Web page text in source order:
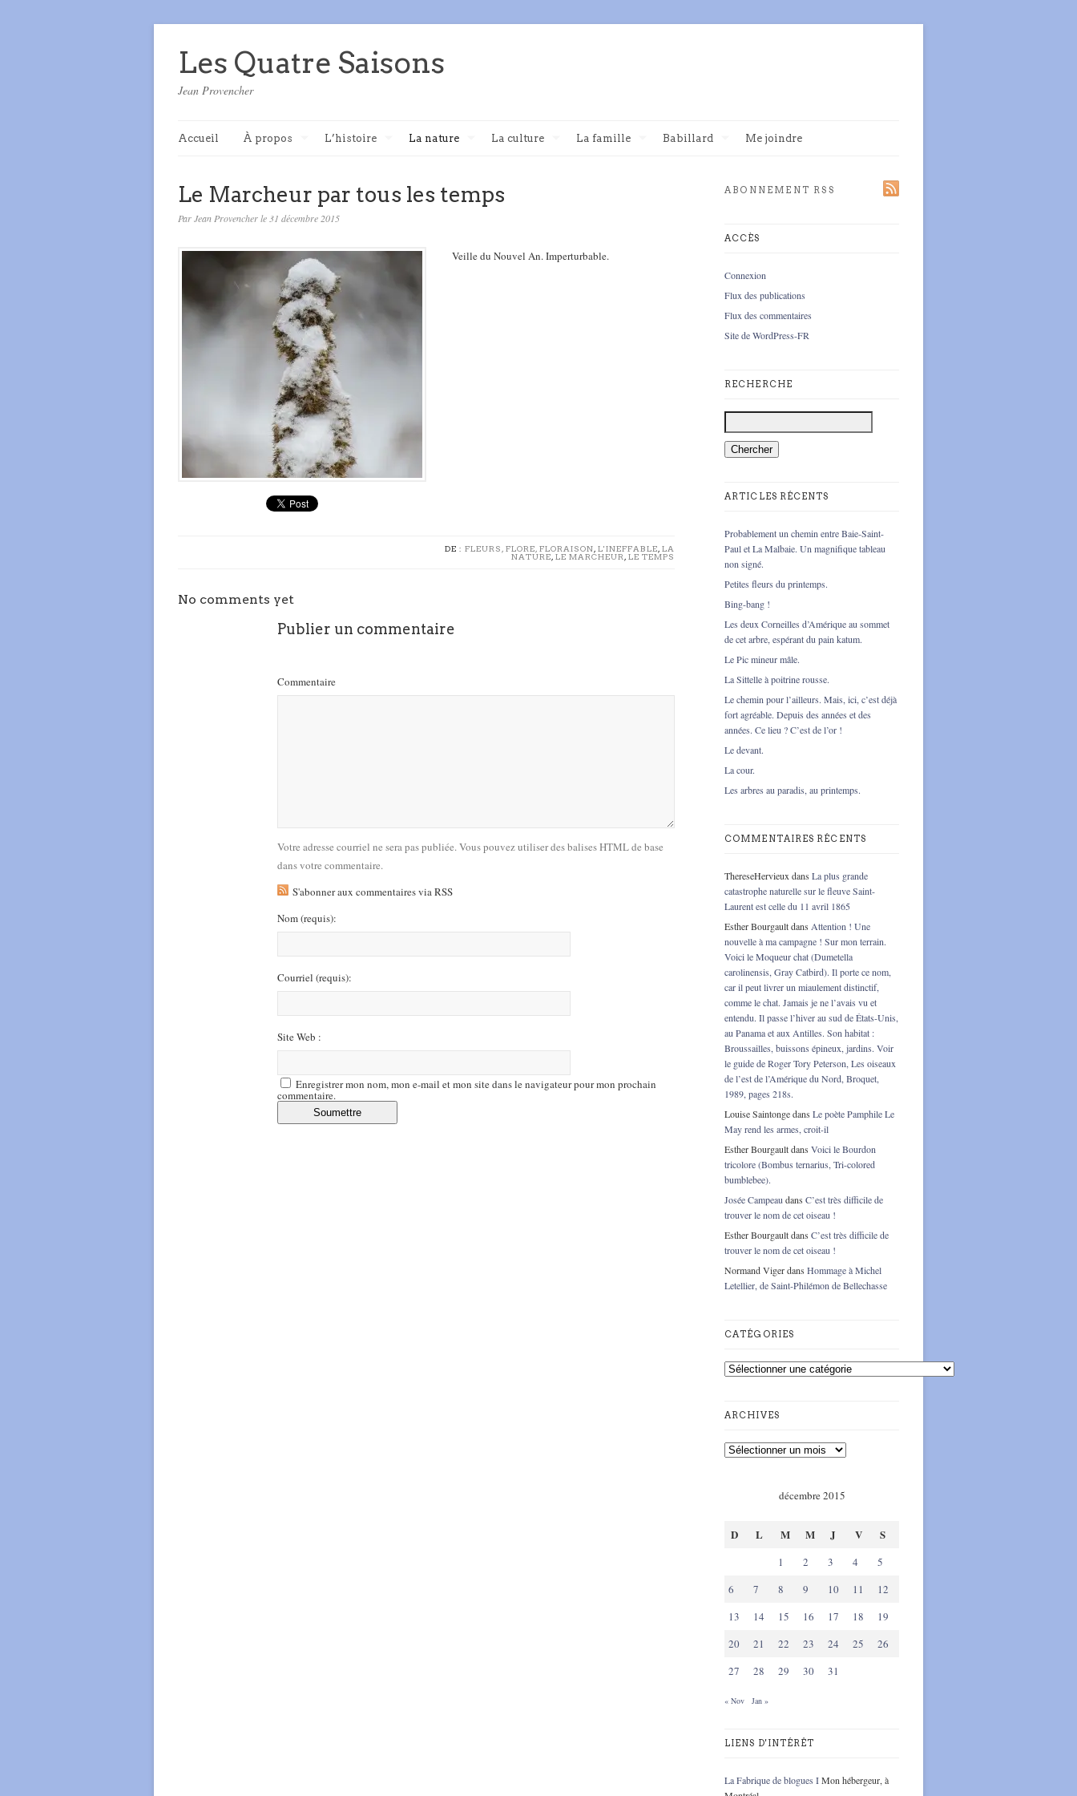
Les Quatre Saisons
Jean Provencher
Accueil À propos L’histoire La nature La culture La famille Babillard Me joindre
Le Marcheur par tous les temps
Par Jean Provencher le 31 décembre 2015
Veille du Nouvel An. Imperturbable.
DE : FLEURS, FLORE, FLORAISON, L'INEFFABLE, LA
NATURE, LE MARCHEUR , LE TEMPS
No comments yet
Publier un commentaire
Commentaire
Votre adresse courriel ne sera pas publiée. Vous pouvez utiliser des balises HTML de base
dans votre commentaire.
S'abonner aux commentaires via RSS
Nom(requis):
Courriel (requis):
Site Web :
Enregistrer mon nom, mon e-mail et mon site dans le navigateur pour mon prochain
commentaire.
ABONNEMENT RSS
ACCÈS
Connexion
Flux des publications
Flux des commentaires
Site de WordPress-FR
RECHERCHE
ARTICLES RÉCENTS
Probablement un chemin entre Baie-Saint-
Paul et La Malbaie. Un magnifique tableau
non signé.
Petites fleurs du printemps.
Bing-bang !
Les deux Corneilles d’Amérique au sommet
de cet arbre, espérant du pain katum.
Le Pic mineur mâle.
La Sittelle à poitrine rousse.
Le chemin pour l’ailleurs. Mais, ici, c’est déjà
fort agréable. Depuis des années et des
années. Ce lieu ? C’est de l’or !
Le devant.
La cour.
Les arbres au paradis, au printemps.
COMMENTAIRES RÉCENTS
ThereseHervieux dans La plus grande
catastrophe naturelle sur le fleuve Saint-
Laurent est celle du 11 avril 1865
Esther Bourgaultdans Attention ! Une
nouvelle à ma campagne ! Sur mon terrain.
Voici le Moqueur chat (Dumetella
carolinensis, Gray Catbird). Il porte ce nom,
car il peut livrer un miaulement distinctif,
comme le chat. Jamais je ne l’avais vu et
entendu. Il passe l’hiver au sud de États-Unis,
au Panama et aux Antilles. Son habitat :
Broussailles, buissons épineux, jardins. Voir
le guide de Roger Tory Peterson, Les oiseaux
de l’est de l’Amérique du Nord, Broquet,
1989, pages 218s.
Louise Saintongedans Le poète Pamphile Le
May rend les armes, croit-il
Esther Bourgaultdans Voici le Bourdon
tricolore (Bombus ternarius, Tri-colored
bumblebee).
Josée Campeau dans C’est très difficile de
trouver le nom de cet oiseau !
Esther Bourgaultdans C’est très difficile de
trouver le nom de cet oiseau !
Normand Vigerdans Hommage à Michel
Letellier, de Saint-Philémon de Bellechasse
CATÉGORIES
ARCHIVES
décembre 2015
D L M M J V S
1 2 3 4
5
6
7 8 9 10 11
12
13
14 15 16 17 18
19
20
21 22 23 24 25
26
27
28 29 30 31
« Nov Jan »
LIENS D'INTÉRÊT
La Fabrique de blogues IMon hébergeur, à